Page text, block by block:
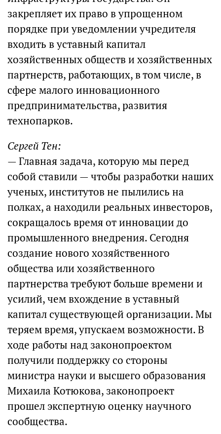
закрепляет их право в упрощенном
порядке при уведомлении учредителя
входить в уставный капитал
хозяйственных обществ и хозяйственных
партнерств, работающих, в том числе, в
сфере малого инновационного
предпринимательства, развития
технопарков.
Сергей Тен:
— Главная задача, которую мы перед
собой ставили — чтобы разработки наших
ученых, институтов не пылились на
полках, а находили реальных инвесторов,
сокращалось время от инновации до
промышленного внедрения. Сегодня
создание нового хозяйственного
общества или хозяйственного
партнерства требуют больше времени и
усилий, чем вхождение в уставный
капитал существующей организации. Мы
теряем время, упускаем возможности. В
ходе работы над законопроектом
получили поддержку со стороны
министра науки и высшего образования
Михаила Котюкова, законопроект
прошел экспертную оценку научного
сообщества.